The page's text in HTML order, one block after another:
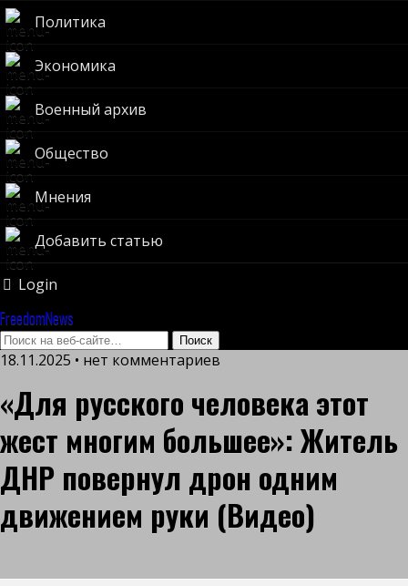
Политика
Экономика
Военный архив
Общество
Мнения
Добавить статью
Login
FreedomNews
18.11.2025 • нет комментариев
«Для русского человека этот
жест многим большее»: Житель
ДНР повернул дрон одним
движением руки (Видео)